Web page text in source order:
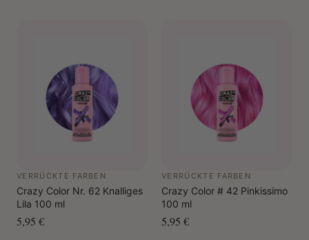
VERRÜCKTE FARBEN
Crazy Color Nr. 62 Knalliges
Lila 100 ml
5,95 €
VERRÜCKTE FARBEN
Crazy Color # 42 Pinkissimo
100 ml
5,95 €